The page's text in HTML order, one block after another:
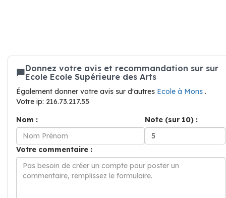
Donnez votre avis et recommandation sur sur
Ecole Ecole Supérieure des Arts
Également donner votre avis sur d'autres Ecole à Mons .
Votre ip: 216.73.217.55
Nom :
Note (sur 10) :
Votre commentaire :